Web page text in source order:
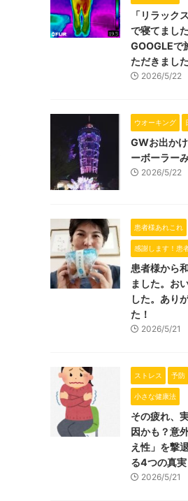
「リラック
で寝てまし
GOOGLEで
ただきまし
2026/5/22
ウオーキング
GWお出か
ーボーラー
2026/5/22
患者様あれこれ
感謝します！患
患者様から
ました。お
した。あり
た！
2026/5/21
ストレス 予防
小さな健康法
その疲れ、
因かも？意
え性」を撃
る4つの真実
2026/5/21